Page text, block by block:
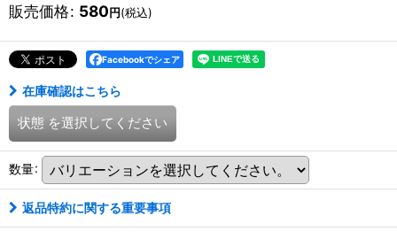
販売価格: 580円(税込)
Facebookでシェア
在庫確認はこちら
状態 を選択してください
数量:
返品特約に関する重要事項